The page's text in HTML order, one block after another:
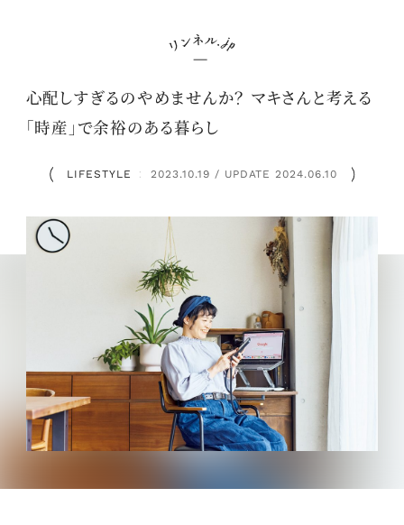
心配しすぎるのやめませんか？ マキさんと考える
「時産」で余裕のある暮らし
LIFESTYLE ： 2023.10.19 / UPDATE 2024.06.10